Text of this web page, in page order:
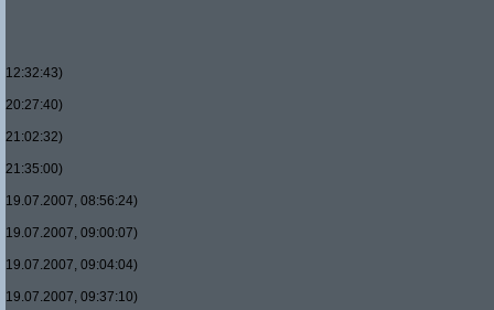
12:32:43)
20:27:40)
21:02:32)
21:35:00)
19.07.2007, 08:56:24)
19.07.2007, 09:00:07)
19.07.2007, 09:04:04)
19.07.2007, 09:37:10)